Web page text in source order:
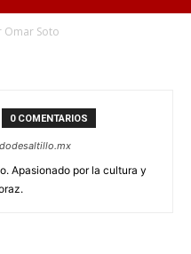
Omar Soto
0 COMENTARIOS
Apasionado por la cultura y